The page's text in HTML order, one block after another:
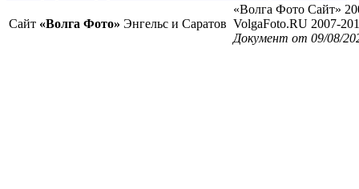
Сайт «Волга Фото» Энгельс и Саратов
«Волга Фото Сайт»
VolgaFoto.RU 2007-
Документ от 09/08/